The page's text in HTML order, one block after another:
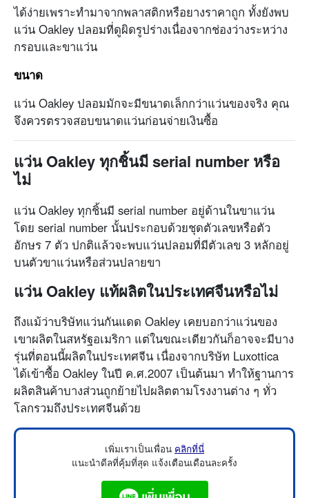
ได้ง่ายเพราะทำมาจากพลาสติกหรือยางราคาถูก ทั้งยังพบ
แว่น Oakley ปลอมที่ดูผิดรูปร่างเนื่องจากช่องว่างระหว่าง
กรอบและขาแว่น
ขนาด
แว่น Oakley ปลอมมักจะมีขนาดเล็กกว่าแว่นของจริง คุณ
จึงควรตรวจสอบขนาดแว่นก่อนจ่ายเงินซื้อ
แว่น Oakley ทุกชิ้นมี serial number หรือ
ไม่
แว่น Oakley ทุกชิ้นมี serial number อยู่ด้านในขาแว่น
โดย serial number นั้นประกอบด้วยชุดตัวเลขหรือตัว
อักษร 7 ตัว ปกติแล้วจะพบแว่นปลอมที่มีตัวเลข 3 หลักอยู่
บนตัวขาแว่นหรือส่วนปลายขา
แว่น Oakley แท้ผลิตในประเทศจีนหรือไม่
ถึงแม้ว่าบริษัทแว่นกันแดด Oakley เคยบอกว่าแว่นของ
เขาผลิตในสหรัฐอเมริกา แต่ในขณะเดียวกันก็อาจจะมีบาง
รุ่นที่ตอนนี้ผลิตในประเทศจีน เนื่องจากบริษัท Luxottica
ได้เข้าซื้อ Oakley ในปี ค.ศ.2007 เป็นต้นมา ทำให้ฐานการ
ผลิตสินค้าบางส่วนถูกย้ายไปผลิตตามโรงงานต่าง ๆ ทั่ว
โลกรวมถึงประเทศจีนด้วย
เพิ่มเราเป็นเพื่อน คลิกที่นี่
แนะนำดีลที่คุ้มที่สุด แจ้งเตือนเดือนละครั้ง